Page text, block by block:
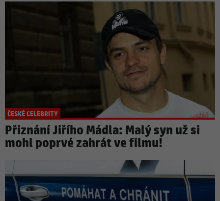
ČESKÉ CELEBRITY
Přiznání Jiřího Mádla: Malý syn už si
mohl poprvé zahrát ve filmu!